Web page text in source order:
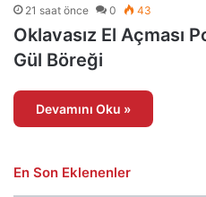
21 saat önce 0 43
Oklavasız El Açması
Gül Böreği
Devamını Oku »
En Son Eklenenler